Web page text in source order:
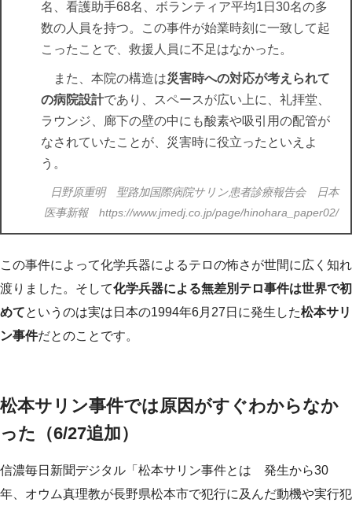
名、看護助手68名、ボランティア平均1日30名の多
数の人員を持つ。この事件が始業時刻に一致して起
こったことで、救援人員に不足はなかった。
また、本院の構造は災害時への対応が考えられて
の病院設計であり、スペースが広い上に、礼拝堂、
ラウンジ、廊下の壁の中にも酸素や吸引用の配管が
なされていたことが、災害時に役立ったといえよ
う。
日野原重明 聖路加国際病院サリン患者診療報告会 日本
医事新報 https://www.jmedj.co.jp/page/hinohara_paper02/
この事件によって化学兵器によるテロの怖さが世間に広く知れ
渡りました。そして化学兵器による無差別テロ事件は世界で初
めてというのは実は日本の1994年6月27日に発生した松本サリ
ン事件だとのことです。
松本サリン事件では原因がすぐわからなか
った（6/27追加）
信濃毎日新聞デジタル「松本サリン事件とは 発生から30
年、オウム真理教が長野県松本市で犯行に及んだ動機や実行犯